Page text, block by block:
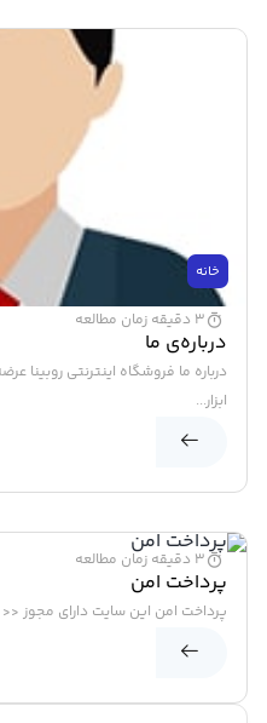
خانه
3 دقیقه زمان مطالعه
درباره‌ی ما
درباره ما فروشگاه اینترنتی روبینا
ابزار...
3 دقیقه زمان مطالعه
پرداخت امن
پرداخت امن این سایت دارای مجوز